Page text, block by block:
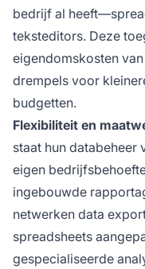
bedrijf al
teksteditors. Deze
eigendomskosten
drempels voor
budgetten.
Flexibiliteit en
staat hun databeheer
eigen
ingebouwde
netwerken data
spreadsheets
gespecialiseerde